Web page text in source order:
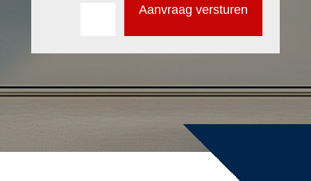
Aanvraag versturen